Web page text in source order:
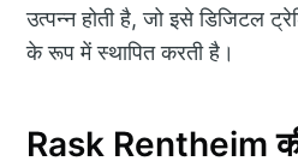
उत्पन्न होती है, जो इसे डिजिटल
के रूप में स्थापित करती है।
Rask Rentheim